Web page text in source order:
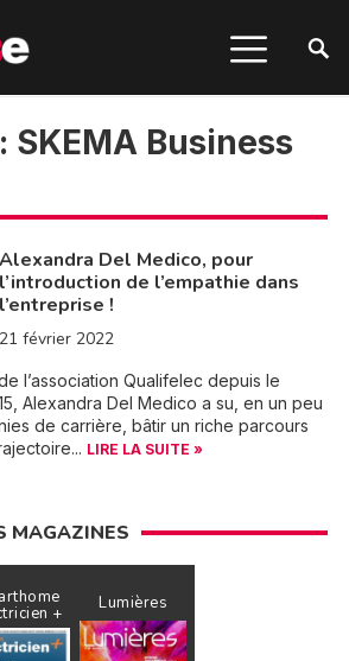
SKEMA Business
Alexandra Del Medico, pour
l’introduction de l’empathie dans
l’entreprise !
21 février 2022
l’association Qualifelec depuis le
Alexandra Del Medico a su, en un peu
de carrière, bâtir un riche parcours
LIRE LA SUITE »
MAGAZINES
+ Lumières